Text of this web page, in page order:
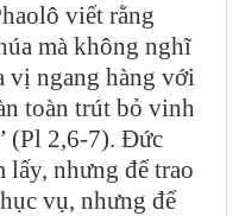
viết rằng
mà không nghĩ
vị ngang hàng với
toàn trút bỏ vinh
(Pl 2,6-7). Đức
lấy, nhưng để trao
vụ, nhưng để